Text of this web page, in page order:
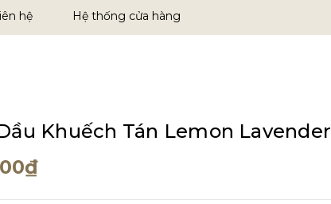
hệ Hệ thống cửa hàng
Khuếch Tán Lemon Lavender